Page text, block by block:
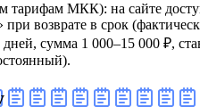
тарифам МКК): на сайте
возврате в срок
сумма 1 000–15 000 ₽,